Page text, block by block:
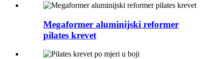
Megaformer aluminijski reformer
pilates krevet